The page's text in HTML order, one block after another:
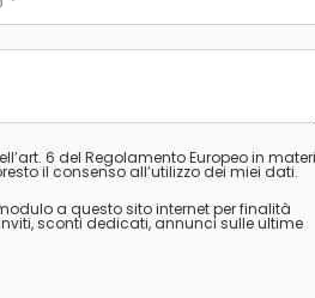
6 del Regolamento Europeo in
il consenso all’utilizzo dei miei dati.
a questo sito internet per finalità
sconti dedicati, annunci sulle ultime